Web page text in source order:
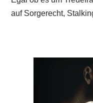
auf Sorgerecht,